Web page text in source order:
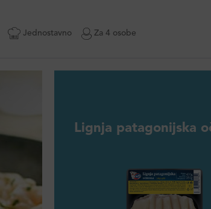
Jednostavno Za 4 osobe
Lignja patagonijska